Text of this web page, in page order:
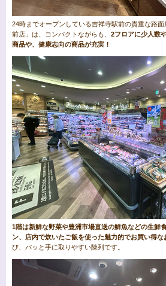
24時までオープンしている吉祥寺駅前の貴重な路
前店」は、コンパクトながらも、 2フロアに少人数
商品や、健康志向の商品が充実！
1階は新鮮な野菜や豊洲市場直送の鮮魚などの生鮮
ン、店内で炊いたご飯を使った魅力的でお買い得な
び、パッと手に取りやすい陳列です。